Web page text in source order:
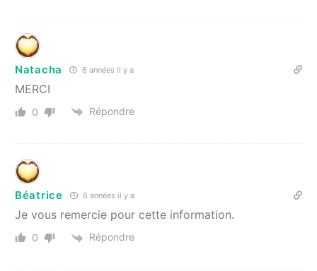
Natacha 6 années il y a
MERCI
0 Répondre
Béatrice 6 années il y a
Je vous remercie pour cette information.
0 Répondre